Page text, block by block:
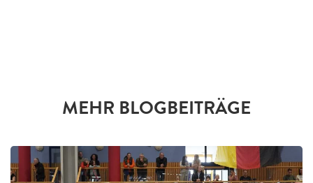
MEHR BLOGBEITRÄGE